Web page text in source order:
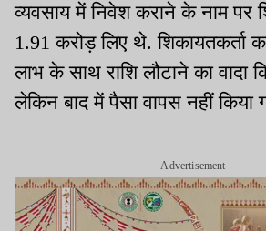
व्यवसाय में निवेश कराने के नाम पर
1.91 करोड़ लिए थे. शिकायतकर्ता
लाभ के साथ राशि लौटाने का वादा
लेकिन बाद में पैसा वापस नहीं किया
Advertisement